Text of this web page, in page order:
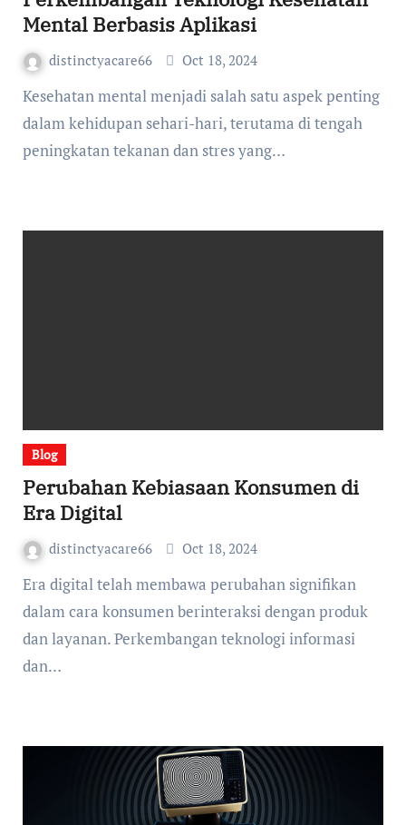
Mental Berbasis Aplikasi
distinctyacare66 Oct 18, 2024
Kesehatan mental menjadi salah satu aspek penting
dalam kehidupan sehari-hari, terutama di tengah
peningkatan tekanan dan stres yang…
Blog
Perubahan Kebiasaan Konsumen di
Era Digital
distinctyacare66 Oct 18, 2024
Era digital telah membawa perubahan signifikan
dalam cara konsumen berinteraksi dengan produk
dan layanan. Perkembangan teknologi informasi
dan…